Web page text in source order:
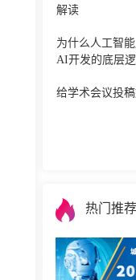
解读
为什么人工智
AI开发的底层
给学术会议投
热门推荐